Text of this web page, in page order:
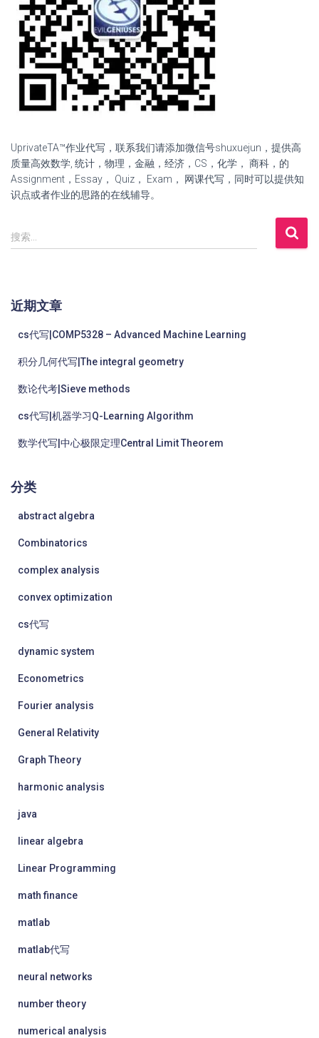
UprivateTA™作业代写，联系我们请添加微信号shuxuejun，提供高
质量高效数学, 统计，物理，金融，经济，CS，化学， 商科，的
Assignment，Essay， Quiz， Exam， 网课代写，同时可以提供知
识点或者作业的思路的在线辅导。
搜索…
近期文章
cs代写|COMP5328 – Advanced Machine Learning
积分几何代写|The integral geometry
数论代考|Sieve methods
cs代写|机器学习Q-Learning Algorithm
数学代写|中心极限定理Central Limit Theorem
分类
abstract algebra
Combinatorics
complex analysis
convex optimization
cs代写
dynamic system
Econometrics
Fourier analysis
General Relativity
Graph Theory
harmonic analysis
java
linear algebra
Linear Programming
math finance
matlab
matlab代写
neural networks
number theory
numerical analysis